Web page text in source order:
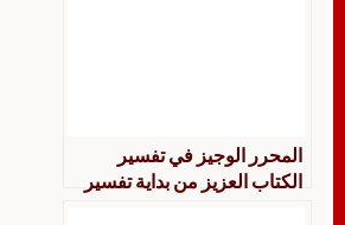
المحرر الوجيز في تفسير
الكتاب العزيز من بداية تفسير